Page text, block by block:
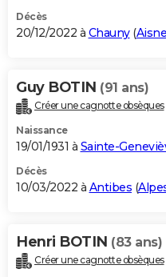
Décès
20/12/2022 à Chauny(Aisne
Guy BOTIN (91 ans)
Créer une cagnotte obsèques
Naissance
19/01/1931 à Sainte-
Décès
10/03/2022 à Antibes (
Henri BOTIN (83 ans)
Créer une cagnotte obsèques